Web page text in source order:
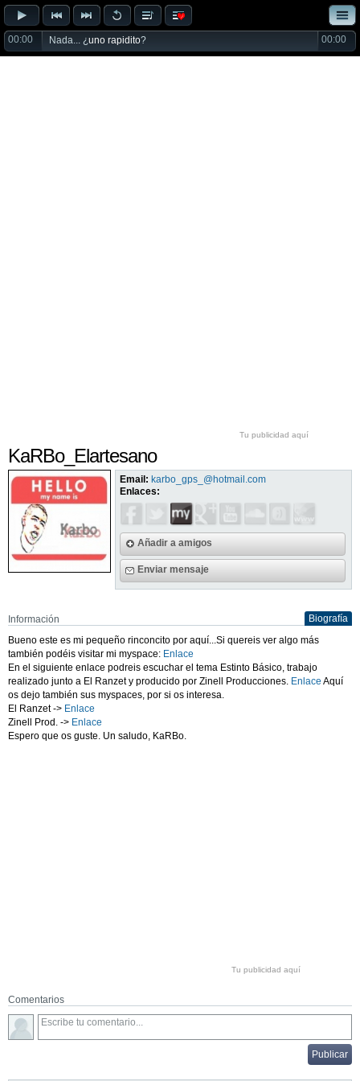
00:00 Nada... ¿uno rapidito? 00:00
Tu publicidad aquí
KaRBo_Elartesano
Email: karbo_gps_@hotmail.com
Enlaces:
Añadir a amigos
Enviar mensaje
Información
Biografía
Bueno este es mi pequeño rinconcito por aquí...Si quereis ver algo más
también podéis visitar mi myspace: Enlace
En el siguiente enlace podreis escuchar el tema Estinto Básico, trabajo
realizado junto a El Ranzet y producido por Zinell Producciones. Enlace Aquí
os dejo también sus myspaces, por si os interesa.
El Ranzet -> Enlace
Zinell Prod. -> Enlace
Espero que os guste. Un saludo, KaRBo.
Tu publicidad aquí
Comentarios